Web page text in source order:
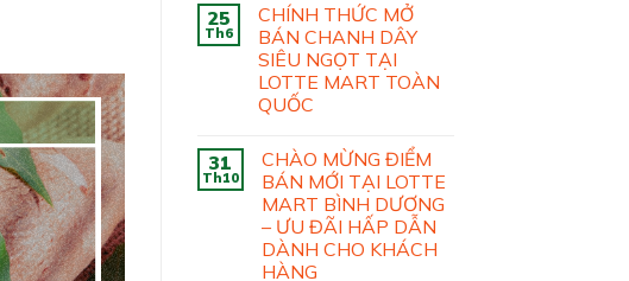
25
Th6
CHÍNH THỨC MỞ
BÁN CHANH DÂY
SIÊU NGỌT TẠI
LOTTE MART TOÀN
QUỐC
31
Th10
CHÀO MỪNG ĐIỂM
BÁN MỚI TẠI LOTTE
MART BÌNH DƯƠNG
– ƯU ĐÃI HẤP DẪN
DÀNH CHO KHÁCH
HÀNG